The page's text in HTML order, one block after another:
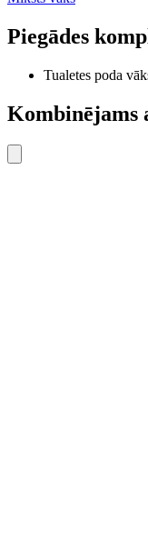
Piegādes
Tualetes poda
Kombinējams